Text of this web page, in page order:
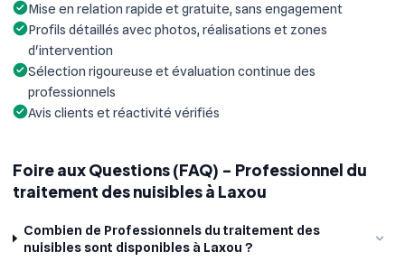
Mise en relation rapide et gratuite, sans engagement
Profils détaillés avec photos, réalisations et zones
d'intervention
Sélection rigoureuse et évaluation continue des
professionnels
Avis clients et réactivité vérifiés
Foire aux Questions (FAQ) - Professionnel du
traitement des nuisibles à Laxou
Combien de Professionnels du traitement des
nuisibles sont disponibles à Laxou ?